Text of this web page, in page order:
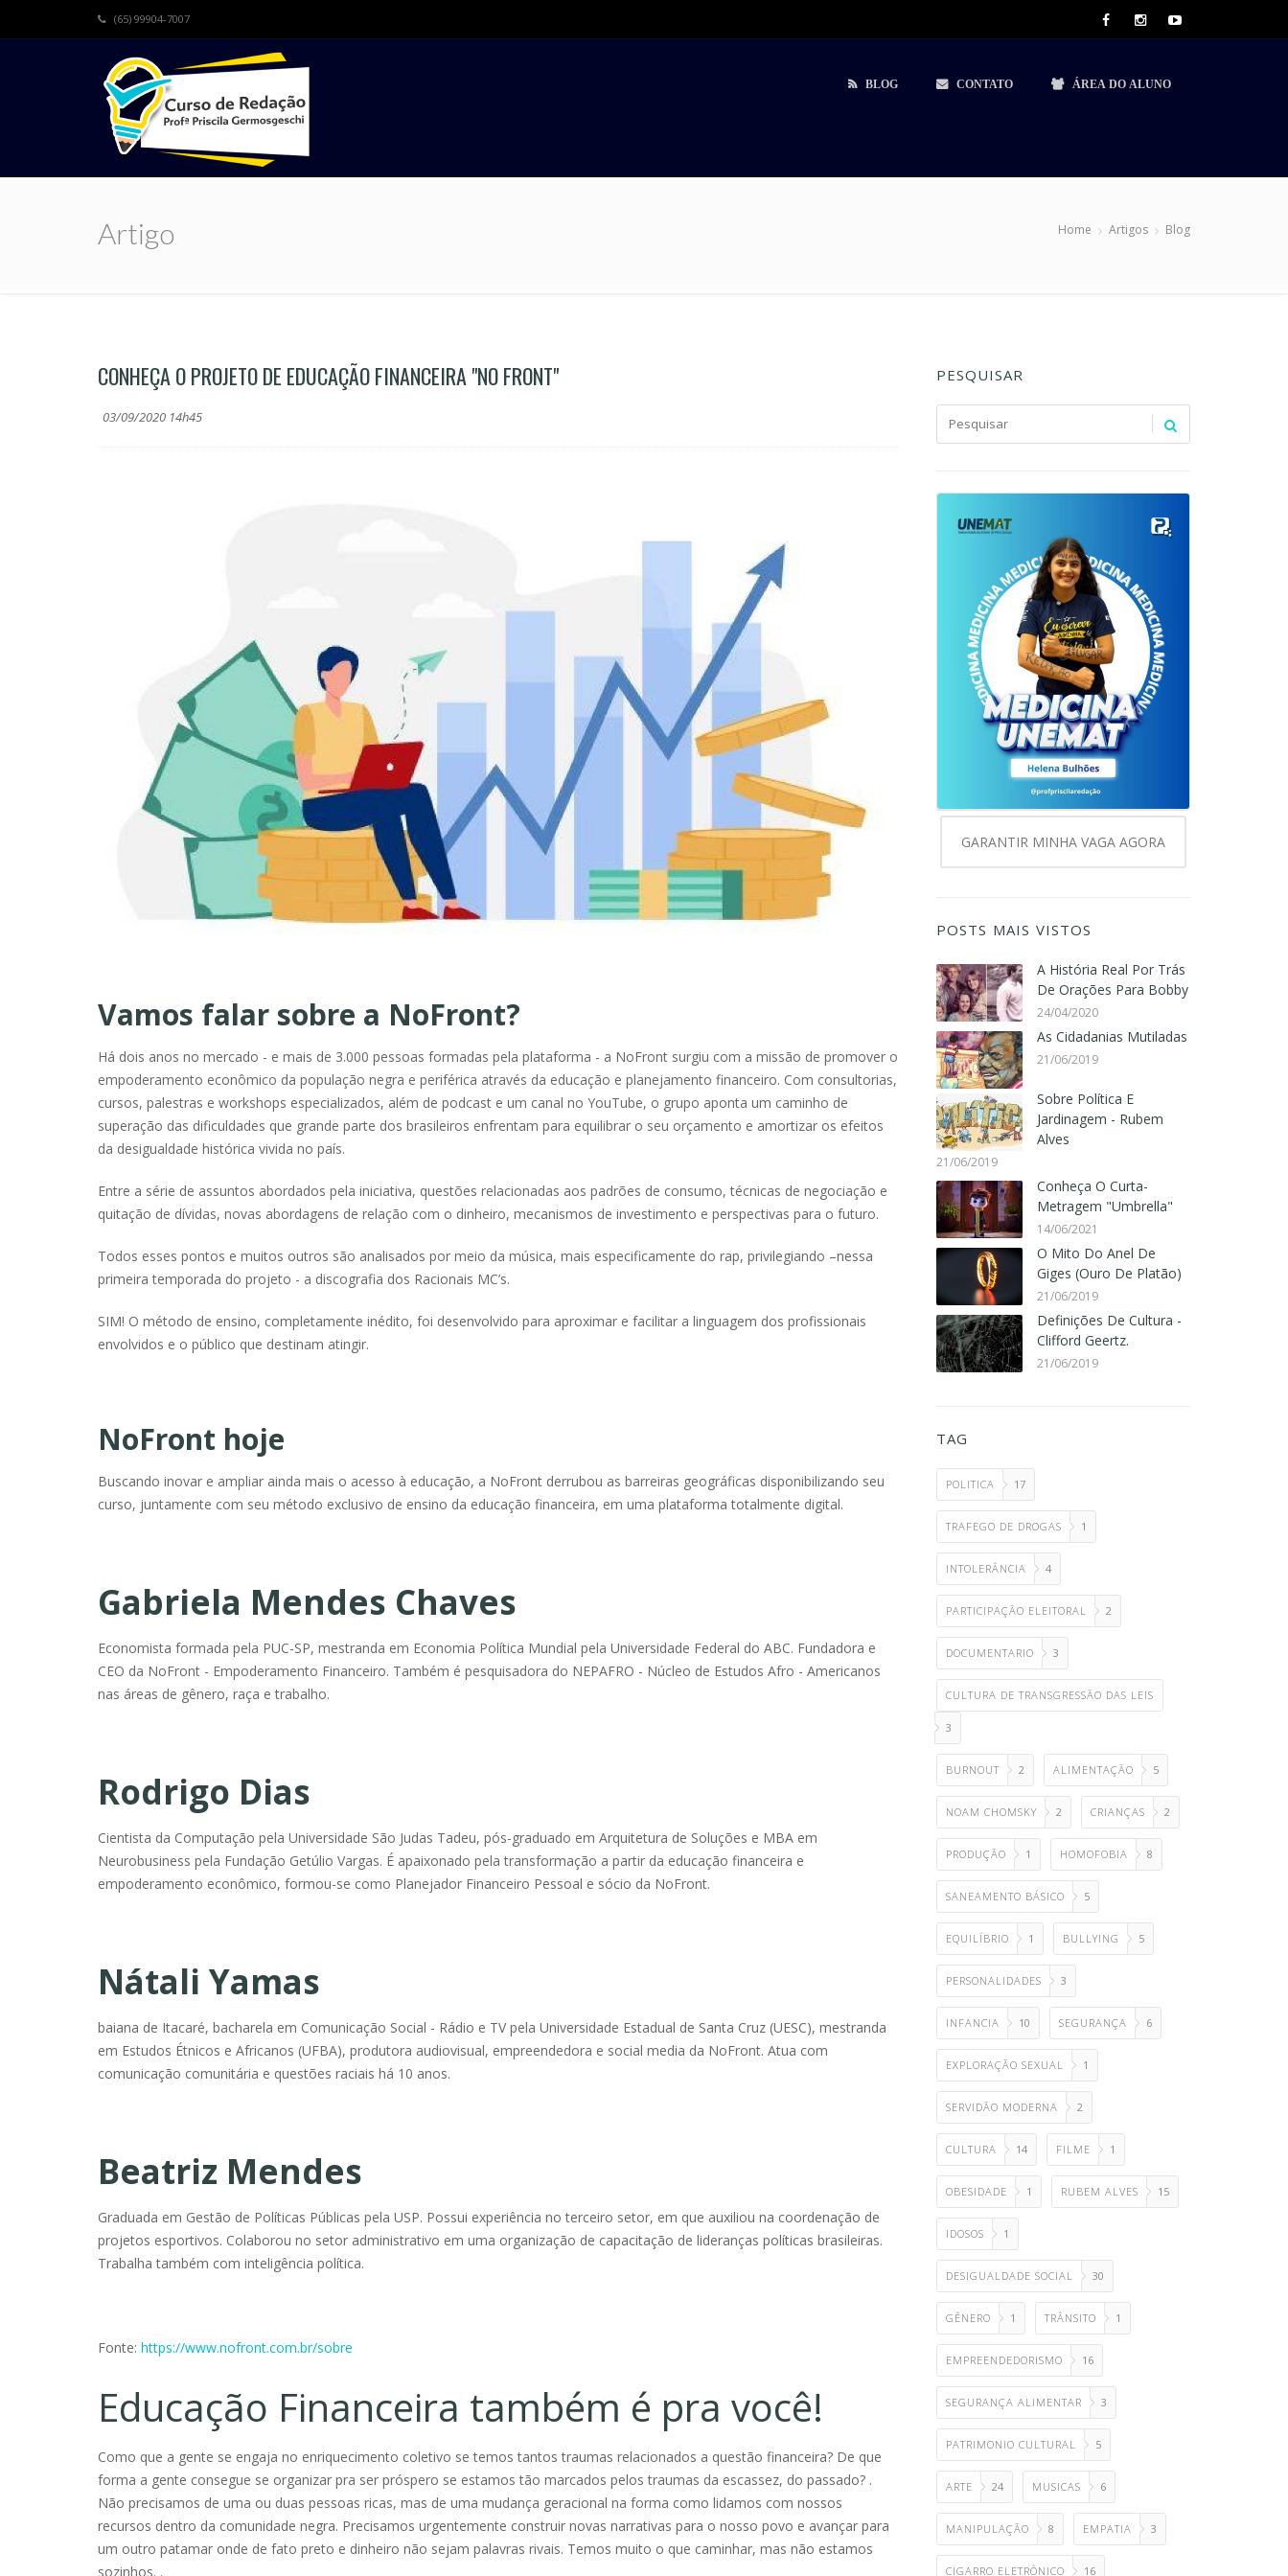
(65) 99904-7007
BLOG CONTATO ÁREA DO ALUNO
Artigo Home Artigos Blog
CONHEÇA O PROJETO DE EDUCAÇÃO FINANCEIRA "NO FRONT"
03/09/2020 14h45
Vamos falar sobre a NoFront?
Há dois anos no mercado - e mais de 3.000 pessoas formadas pela plataforma - a NoFront surgiu com a missão de promover o
empoderamento econômico da população negra e periférica através da educação e planejamento financeiro. Com consultorias,
cursos, palestras e workshops especializados, além de podcast e um canal no YouTube, o grupo aponta um caminho de
superação das dificuldades que grande parte dos brasileiros enfrentam para equilibrar o seu orçamento e amortizar os efeitos
da desigualdade histórica vivida no país.
Entre a série de assuntos abordados pela iniciativa, questões relacionadas aos padrões de consumo, técnicas de negociação e
quitação de dívidas, novas abordagens de relação com o dinheiro, mecanismos de investimento e perspectivas para o futuro.
Todos esses pontos e muitos outros são analisados por meio da música, mais especificamente do rap, privilegiando –nessa
primeira temporada do projeto - a discografia dos Racionais MC’s.
SIM! O método de ensino, completamente inédito, foi desenvolvido para aproximar e facilitar a linguagem dos profissionais
envolvidos e o público que destinam atingir.
NoFront hoje
Buscando inovar e ampliar ainda mais o acesso à educação, a NoFront derrubou as barreiras geográficas disponibilizando seu
curso, juntamente com seu método exclusivo de ensino da educação financeira, em uma plataforma totalmente digital.
Gabriela Mendes Chaves
Economista formada pela PUC-SP, mestranda em Economia Política Mundial pela Universidade Federal do ABC. Fundadora e
CEO da NoFront - Empoderamento Financeiro. Também é pesquisadora do NEPAFRO - Núcleo de Estudos Afro - Americanos
nas áreas de gênero, raça e trabalho.
Rodrigo Dias
Cientista da Computação pela Universidade São Judas Tadeu, pós-graduado em Arquitetura de Soluções e MBA em
Neurobusiness pela Fundação Getúlio Vargas. É apaixonado pela transformação a partir da educação financeira e
empoderamento econômico, formou-se como Planejador Financeiro Pessoal e sócio da NoFront.
Nátali Yamas
baiana de Itacaré, bacharela em Comunicação Social - Rádio e TV pela Universidade Estadual de Santa Cruz (UESC), mestranda
em Estudos Étnicos e Africanos (UFBA), produtora audiovisual, empreendedora e social media da NoFront. Atua com
comunicação comunitária e questões raciais há 10 anos.
Beatriz Mendes
Graduada em Gestão de Políticas Públicas pela USP. Possui experiência no terceiro setor, em que auxiliou na coordenação de
projetos esportivos. Colaborou no setor administrativo em uma organização de capacitação de lideranças políticas brasileiras.
Trabalha também com inteligência política.
Fonte: https://www.nofront.com.br/sobre
Educação Financeira também é pra você!
Como que a gente se engaja no enriquecimento coletivo se temos tantos traumas relacionados a questão financeira? De que
forma a gente consegue se organizar pra ser próspero se estamos tão marcados pelos traumas da escassez, do passado? .
Não precisamos de uma ou duas pessoas ricas, mas de uma mudança geracional na forma como lidamos com nossos
recursos dentro da comunidade negra. Precisamos urgentemente construir novas narrativas para o nosso povo e avançar para
um outro patamar onde de fato preto e dinheiro não sejam palavras rivais. Temos muito o que caminhar, mas não estamos
sozinhos. .
PESQUISAR
GARANTIR MINHA VAGA AGORA
POSTS MAIS VISTOS
A História Real Por Trás
De Orações Para Bobby
24/04/2020
As Cidadanias Mutiladas
21/06/2019
Sobre Política E
Jardinagem - Rubem
Alves
21/06/2019
Conheça O Curta-
Metragem "Umbrella"
14/06/2021
O Mito Do Anel De
Giges (Ouro De Platão)
21/06/2019
Definições De Cultura -
Clifford Geertz.
21/06/2019
TAG
POLITICA 17
TRAFEGO DE DROGAS 1
INTOLERÂNCIA 4
PARTICIPAÇÃO ELEITORAL 2
DOCUMENTARIO 3
CULTURA DE TRANSGRESSÃO DAS LEIS
3
BURNOUT 2 ALIMENTAÇÃO 5
NOAM CHOMSKY 2 CRIANÇAS 2
PRODUÇÃO 1 HOMOFOBIA 8
SANEAMENTO BÁSICO 5
EQUILÍBRIO 1 BULLYING 5
PERSONALIDADES 3
INFANCIA 10 SEGURANÇA 6
EXPLORAÇÃO SEXUAL 1
SERVIDÃO MODERNA 2
CULTURA 14 FILME 1
OBESIDADE 1 RUBEM ALVES 15
IDOSOS 1
DESIGUALDADE SOCIAL 30
GÊNERO 1 TRÂNSITO 1
EMPREENDEDORISMO 16
SEGURANÇA ALIMENTAR 3
PATRIMONIO CULTURAL 5
ARTE 24 MUSICAS 6
MANIPULAÇÃO 8 EMPATIA 3
CIGARRO ELETRÔNICO 16